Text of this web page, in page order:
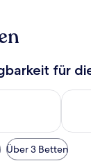
für
für heute
Über 3 Betten